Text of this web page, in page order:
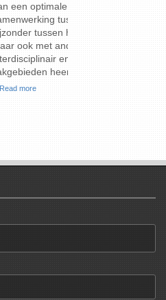
actieve
onderling, in het
en specialisten,
van de
kan […]